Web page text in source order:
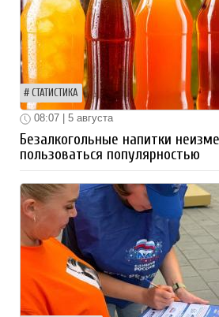
СТАТИСТИКА
08:07 | 5 августа
Безалкогольные напитки
пользоваться популярностью